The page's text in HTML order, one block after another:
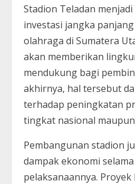
Stadion Teladan
investasi jangka
olahraga di Sumatera
akan memberikan
mendukung bagi
akhirnya, hal tersebut
terhadap peningkatan
tingkat nasional
Pembangunan stadion
dampak ekonomi
pelaksanaannya.